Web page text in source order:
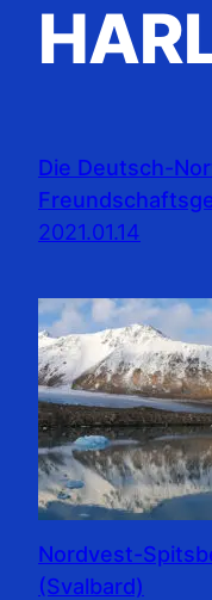
Die Deutsch-
2021.01.14
Nordvest-
(Svalbard)